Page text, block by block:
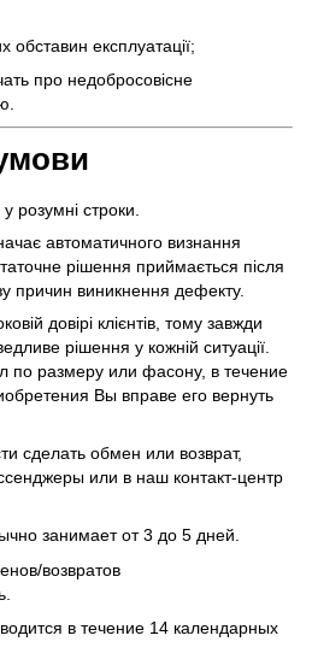
обставин експлуатації;
про недобросовісне
розумні строки.
автоматичного визнання
рішення приймається після
причин виникнення дефекту.
довірі клієнтів, тому завжди
рішення у кожній ситуації.
по размеру или фасону, в течение
Вы вправе его вернуть
сделать обмен или возврат,
или в наш контакт-центр
занимает от 3 до 5 дней.
возвратов
в течение 14 календарных